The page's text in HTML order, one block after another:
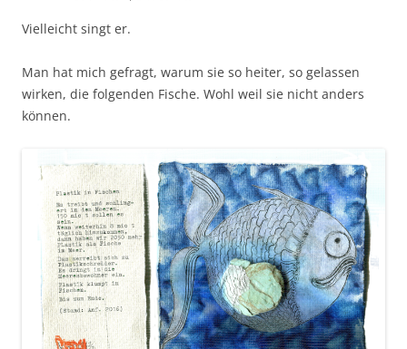
Vielleicht singt er.
Man hat mich gefragt, warum sie so heiter, so gelassen
wirken, die folgenden Fische. Wohl weil sie nicht anders
können.